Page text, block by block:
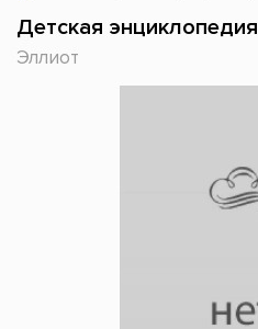
Детская энциклопедия
Эллиот